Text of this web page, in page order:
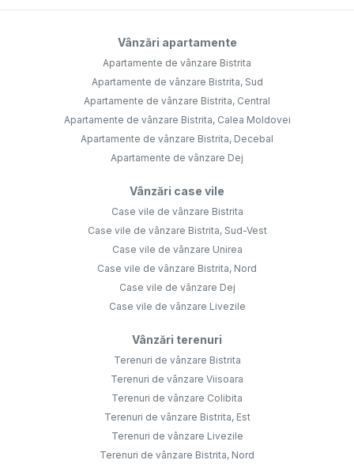
Vânzări apartamente
Apartamente de vânzare Bistrita
Apartamente de vânzare Bistrita, Sud
Apartamente de vânzare Bistrita, Central
Apartamente de vânzare Bistrita, Calea Moldovei
Apartamente de vânzare Bistrita, Decebal
Apartamente de vânzare Dej
Vânzări case vile
Case vile de vânzare Bistrita
Case vile de vânzare Bistrita, Sud-Vest
Case vile de vânzare Unirea
Case vile de vânzare Bistrita, Nord
Case vile de vânzare Dej
Case vile de vânzare Livezile
Vânzări terenuri
Terenuri de vânzare Bistrita
Terenuri de vânzare Viisoara
Terenuri de vânzare Colibita
Terenuri de vânzare Bistrita, Est
Terenuri de vânzare Livezile
Terenuri de vânzare Bistrita, Nord